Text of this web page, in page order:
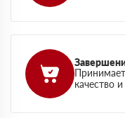
качество